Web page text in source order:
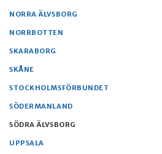
NORRA ÄLVSBORG
NORRBOTTEN
SKARABORG
SKÅNE
STOCKHOLMSFÖRBUNDET
SÖDERMANLAND
SÖDRA ÄLVSBORG
UPPSALA